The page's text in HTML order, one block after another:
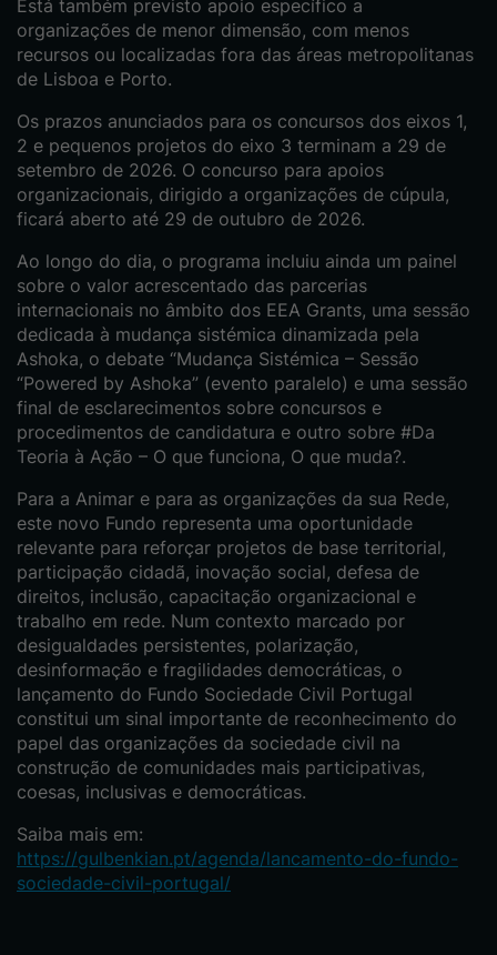
Está também previsto apoio específico a
organizações de menor dimensão, com menos
recursos ou localizadas fora das áreas metropolitanas
de Lisboa e Porto.
Os prazos anunciados para os concursos dos eixos 1,
2 e pequenos projetos do eixo 3 terminam a 29 de
setembro de 2026. O concurso para apoios
organizacionais, dirigido a organizações de cúpula,
ficará aberto até 29 de outubro de 2026.
Ao longo do dia, o programa incluiu ainda um painel
sobre o valor acrescentado das parcerias
internacionais no âmbito dos EEA Grants, uma sessão
dedicada à mudança sistémica dinamizada pela
Ashoka, o debate “Mudança Sistémica – Sessão
“Powered by Ashoka” (evento paralelo) e uma sessão
final de esclarecimentos sobre concursos e
procedimentos de candidatura e outro sobre #Da
Teoria à Ação – O que funciona, O que muda?.
Para a Animar e para as organizações da sua Rede,
este novo Fundo representa uma oportunidade
relevante para reforçar projetos de base territorial,
participação cidadã, inovação social, defesa de
direitos, inclusão, capacitação organizacional e
trabalho em rede. Num contexto marcado por
desigualdades persistentes, polarização,
desinformação e fragilidades democráticas, o
lançamento do Fundo Sociedade Civil Portugal
constitui um sinal importante de reconhecimento do
papel das organizações da sociedade civil na
construção de comunidades mais participativas,
coesas, inclusivas e democráticas.
Saiba mais em:
https://gulbenkian.pt/agenda/lancamento-do-fundo-
sociedade-civil-portugal/